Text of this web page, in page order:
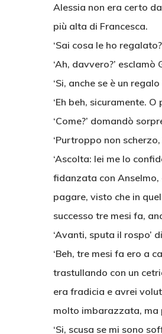
Alessia non era certo
più alta di Francesca.
‘Sai cosa le ho
‘Ah, davvero?’
‘Si, anche se è un
‘Eh beh, sicuramente.
‘Come?’ domandò
‘Purtroppo non
‘Ascolta: lei me lo
fidanzata con Anselmo,
pagare, visto che in
successo tre mesi fa,
‘Avanti, sputa il rospo’
‘Beh, tre mesi fa ero a
trastullando con un
era fradicia e avrei
molto imbarazzata,
‘Si, scusa se mi sono